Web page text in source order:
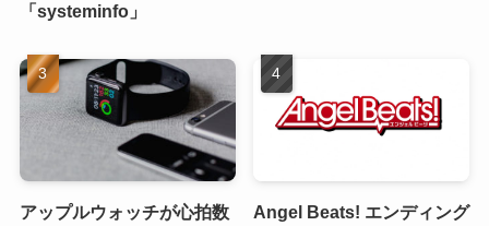
「systeminfo」
アップルウォッチが心拍数
Angel Beats! エンディング